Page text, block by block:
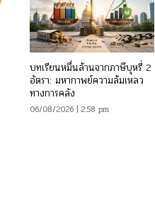
บทเรียนหมื่นล้านจากภาษีบุหรี่ 2
อัตรา: มหากาพย์ความล้มเหลว
ทางการคลัง
06/08/2026 | 2:58 pm